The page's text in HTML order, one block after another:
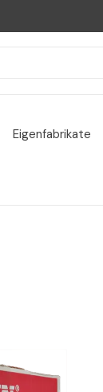
Eigenfabrikate